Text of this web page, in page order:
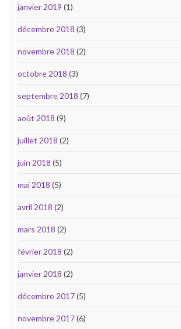
janvier 2019 (1)
décembre 2018 (3)
novembre 2018 (2)
octobre 2018 (3)
septembre 2018 (7)
août 2018 (9)
juillet 2018 (2)
juin 2018 (5)
mai 2018 (5)
avril 2018 (2)
mars 2018 (2)
février 2018 (2)
janvier 2018 (2)
décembre 2017(5)
novembre 2017(6)